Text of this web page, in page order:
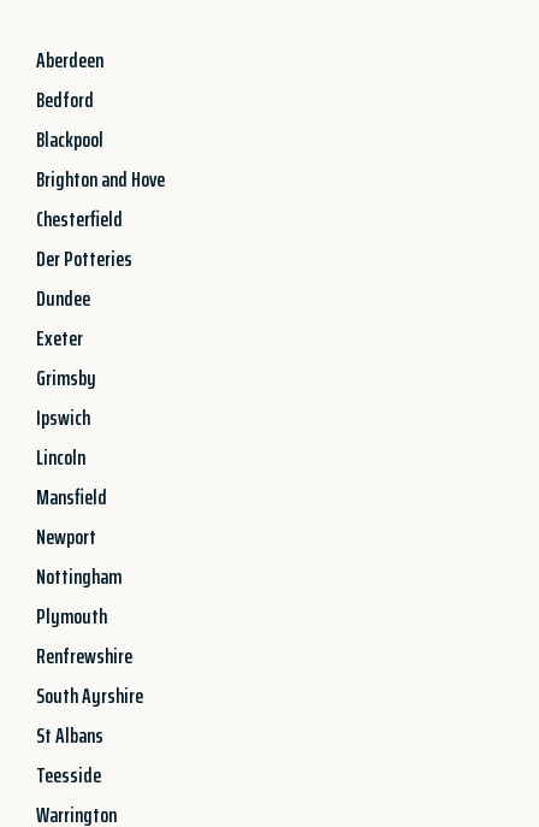
Aberdeen
Bedford
Blackpool
Brighton and Hove
Chesterfield
Der Potteries
Dundee
Exeter
Grimsby
Ipswich
Lincoln
Mansfield
Newport
Nottingham
Plymouth
Renfrewshire
South Ayrshire
St Albans
Teesside
Warrington